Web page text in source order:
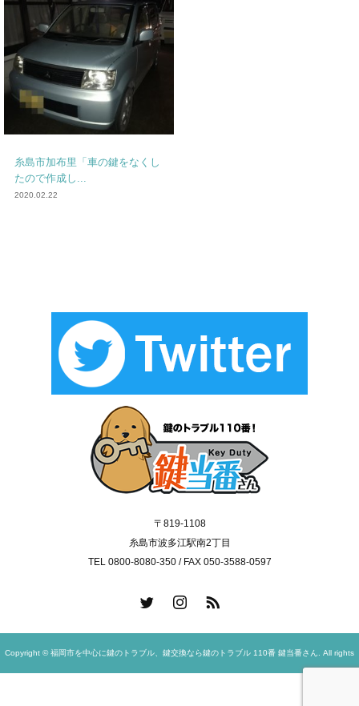
糸島市加布里「車の鍵をなくし
たので作成し...
2020.02.22
〒819-1108
糸島市波多江駅南2丁目
TEL 0800-8080-350 / FAX 050-3588-0597
Copyright © 福岡市を中心に鍵のトラブル、鍵交換なら鍵のトラブル 110番 鍵当番さん. All rights